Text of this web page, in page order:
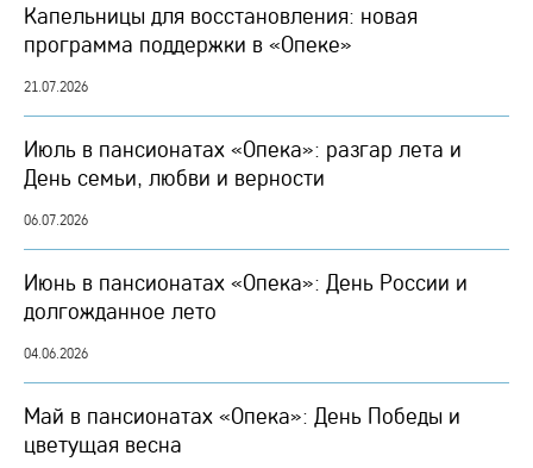
Капельницы для восстановления: новая
программа поддержки в «Опеке»
21.07.2026
Июль в пансионатах «Опека»: разгар лета и
День семьи, любви и верности
06.07.2026
Июнь в пансионатах «Опека»: День России и
долгожданное лето
04.06.2026
Май в пансионатах «Опека»: День Победы и
цветущая весна